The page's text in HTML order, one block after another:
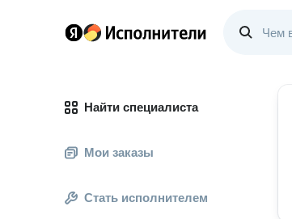
Найти специалиста
Мои заказы
Стать исполнителем